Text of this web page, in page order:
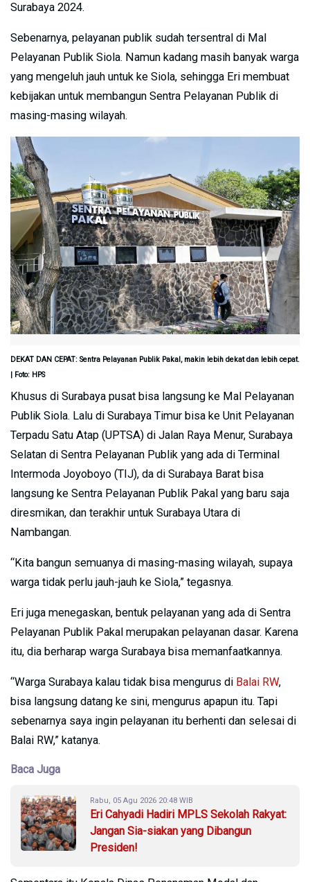
Surabaya 2024.
Sebenarnya, pelayanan publik sudah tersentral di Mal
Pelayanan Publik Siola. Namun kadang masih banyak warga
yang mengeluh jauh untuk ke Siola, sehingga Eri membuat
kebijakan untuk membangun Sentra Pelayanan Publik di
masing-masing wilayah.
DEKAT DAN CEPAT: Sentra Pelayanan Publik Pakal, makin lebih dekat dan lebih cepat.
| Foto: HPS
Khusus di Surabaya pusat bisa langsung ke Mal Pelayanan
Publik Siola. Lalu di Surabaya Timur bisa ke Unit Pelayanan
Terpadu Satu Atap (UPTSA) di Jalan Raya Menur, Surabaya
Selatan di Sentra Pelayanan Publik yang ada di Terminal
Intermoda Joyoboyo (TIJ), da di Surabaya Barat bisa
langsung ke Sentra Pelayanan Publik Pakal yang baru saja
diresmikan, dan terakhir untuk Surabaya Utara di
Nambangan.
“Kita bangun semuanya di masing-masing wilayah, supaya
warga tidak perlu jauh-jauh ke Siola,” tegasnya.
Eri juga menegaskan, bentuk pelayanan yang ada di Sentra
Pelayanan Publik Pakal merupakan pelayanan dasar. Karena
itu, dia berharap warga Surabaya bisa memanfaatkannya.
“Warga Surabaya kalau tidak bisa mengurus di Balai RW,
bisa langsung datang ke sini, mengurus apapun itu. Tapi
sebenarnya saya ingin pelayanan itu berhenti dan selesai di
Balai RW,” katanya.
Baca Juga
Rabu, 05 Agu 2026 20:48 WIB
Eri Cahyadi Hadiri MPLS Sekolah Rakyat:
Jangan Sia-siakan yang Dibangun
Presiden!